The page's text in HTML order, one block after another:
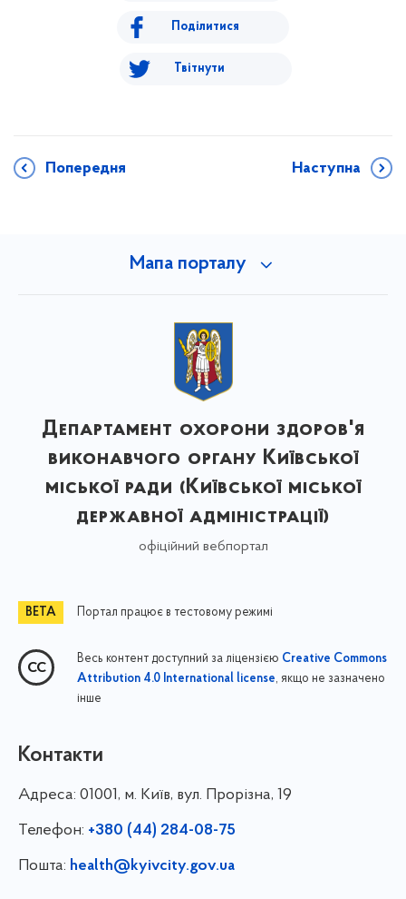
Поділитися
Твітнути
Попередня Наступна
Мапа порталу
Департамент охорони здоров'я
виконавчого органу Київської
міської ради (Київської міської
державної адміністрації)
офіційний вебпортал
Портал працює в тестовому режимі
Весь контент доступний за ліцензією Creative Commons
Attribution 4.0 International license, якщо не зазначено
інше
Контакти
Адреса: 01001, м. Київ, вул. Прорізна, 19
Телефон: +380 (44) 284-08-75
Пошта: health@kyivcity.gov.ua